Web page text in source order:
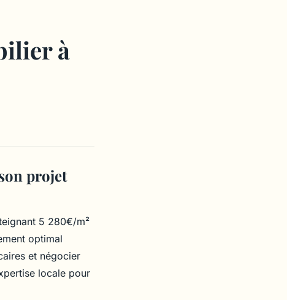
à
projet
5 280€/m²
optimal
et négocier
locale pour